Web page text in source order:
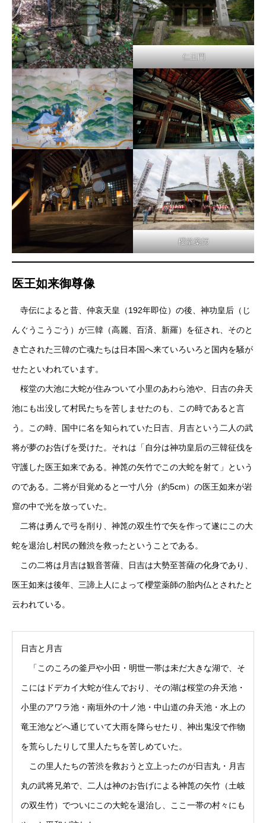
仁王門
櫻堂薬師
医王如来御尊像
寺伝によると昔、仲哀天皇（192年即位）の後、神功皇后（じ
んぐうこうごう）が三韓（高麗、百済、新羅）を征され、そのと
き亡された三韓の亡魂たちは日本国へ来ていろいろと国内を騒が
せたといわれています。
桜堂の大池に大蛇が住みついて小里のあわら池や、日吉の弁天
池にも出没して村民たちを苦しませたのも、この時であると言
う。この時、国中に名を知られていた日吉、月吉という二人の武
将が夢のお告げを受けた。それは「自分は神功皇后の三韓征伐を
守護した医王如来である。神箆の矢竹でこの大蛇を射て」という
のである。二将が目覚めると一寸八分（約5cm）の医王如来が岩
窟の中で光を放っていた。
二将は勇んで弓を削り、神箆の双生竹で矢を作って遂にこの大
蛇を退治し村民の難渋を救ったということである。
この二将は月吉は観音菩薩、日吉は大勢至菩薩の化身であり、
医王如来は後年、三諦上人によって櫻堂薬師の胎内仏とされたと
云われている。
日吉と月吉
「このころの釜戸や小田・明世一帯は未だ大きな湖で、そ
こにはドデカイ大蛇が住んでおり、その湖は桜堂の弁天池・
小里のアワラ池・南垣外の十ノ池・中山道の弁天池・水上の
竜王池などへ通じていて大雨を降らせたり、神出鬼没で作物
を荒らしたりして里人たちを苦しめていた。
この里人たちの苦渋を救おうと立上ったのが日吉丸・月吉
丸の武将兄弟で、二人は神のお告げによる神箆の矢竹（土岐
の双生竹）でついにこの大蛇を退治し、ここ一帯の村々にも